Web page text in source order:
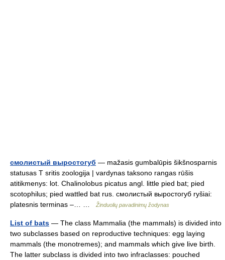
смолистый выростогуб — mažasis gumbalūpis šikšnosparnis
statusas T sritis zoologija | vardynas taksono rangas rūšis
atitikmenys: lot. Chalinolobus picatus angl. little pied bat; pied
scotophilus; pied wattled bat rus. смолистый выростогуб ryšiai:
platesnis terminas –… …
Žinduolių pavadinimų žodynas
List of bats — The class Mammalia (the mammals) is divided into
two subclasses based on reproductive techniques: egg laying
mammals (the monotremes); and mammals which give live birth.
The latter subclass is divided into two infraclasses: pouched